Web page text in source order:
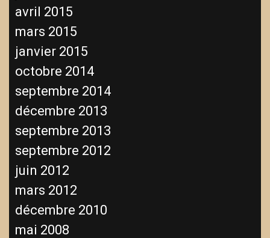
avril 2015
mars 2015
janvier 2015
octobre 2014
septembre 2014
décembre 2013
septembre 2013
septembre 2012
juin 2012
mars 2012
décembre 2010
mai 2008